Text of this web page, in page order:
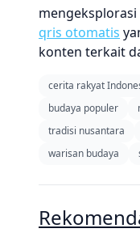
qris otomatis
konten terkait
cerita rakyat
budaya populer
tradisi nusantara
warisan budaya